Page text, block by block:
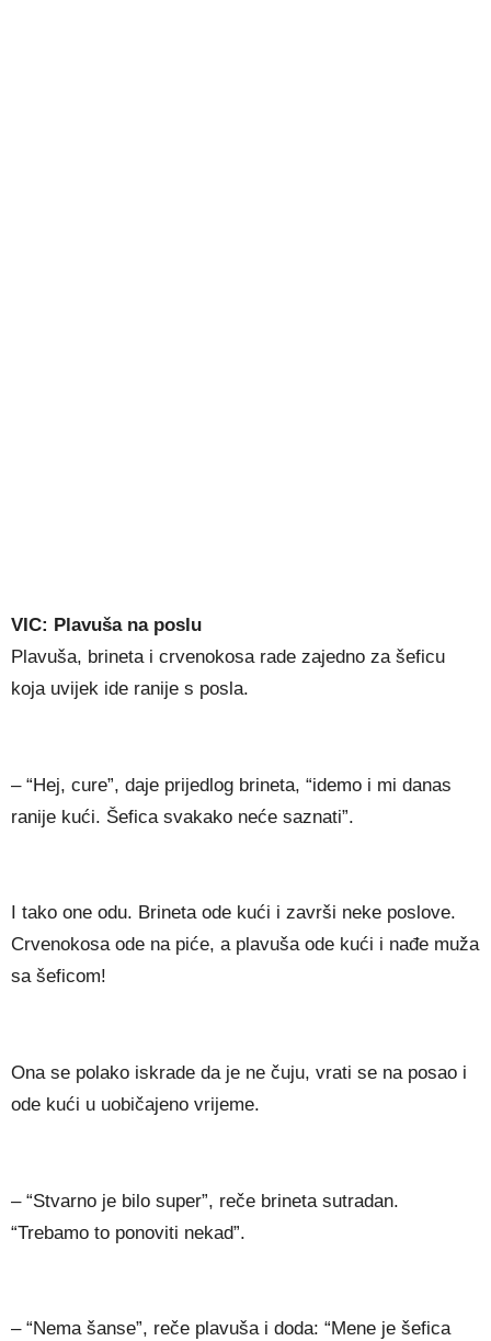
VIC: Plavuša na poslu
Plavuša, brineta i crvenokosa rade zajedno za šeficu
koja uvijek ide ranije s posla.
– “Hej, cure”, daje prijedlog brineta, “idemo i mi danas
ranije kući. Šefica svakako neće saznati”.
I tako one odu. Brineta ode kući i završi neke poslove.
Crvenokosa ode na piće, a plavuša ode kući i nađe muža
sa šeficom!
Ona se polako iskrade da je ne čuju, vrati se na posao i
ode kući u uobičajeno vrijeme.
– “Stvarno je bilo super”, reče brineta sutradan.
“Trebamo to ponoviti nekad”.
– “Nema šanse”, reče plavuša i doda: “Mene je šefica